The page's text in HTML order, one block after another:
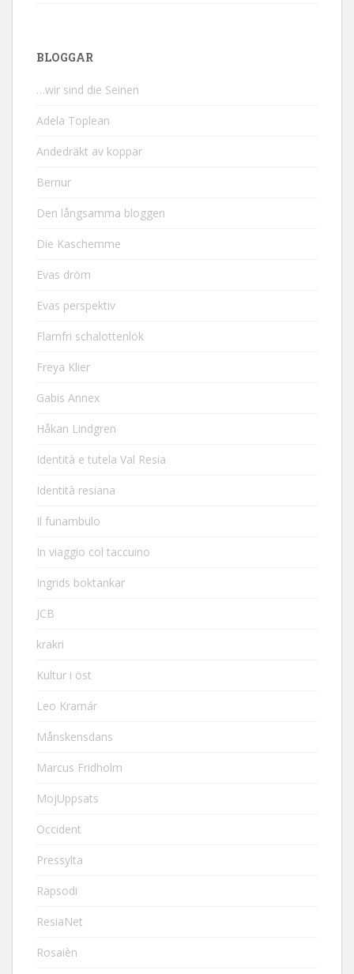
BLOGGAR
…wir sind die Seinen
Adela Toplean
Andedräkt av koppar
Bernur
Den långsamma bloggen
Die Kaschemme
Evas dröm
Evas perspektiv
Flarnfri schalottenlök
Freya Klier
Gabis Annex
Håkan Lindgren
Identità e tutela Val Resia
Identità resiana
Il funambulo
In viaggio col taccuino
Ingrids boktankar
JCB
krakri
Kultur i öst
Leo Kramár
Månskensdans
Marcus Fridholm
MojUppsats
Occident
Pressylta
Rapsodi
ResiaNet
Rosaièn